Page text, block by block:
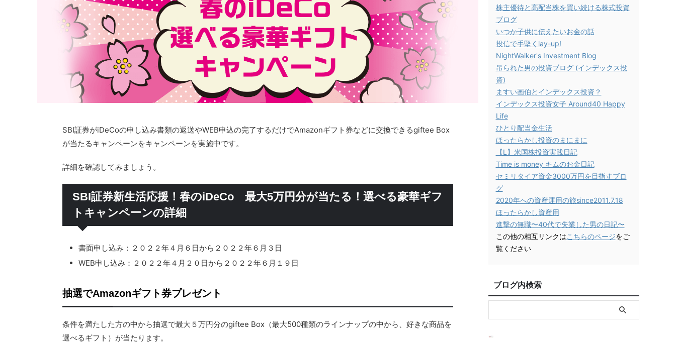
SBI証券がiDeCoの申し込み書類の返送やWEB申込の完了するだけでAmazonギフト券などに交換できるgiftee Box
が当たるキャンペーンをキャンペーンを実施中です。
詳細を確認してみましょう。
SBI証券新生活応援！春のiDeCo 最大5万円分が当たる！選べる豪華ギフ
トキャンペーンの詳細
書面申し込み：２０２２年４月６日から２０２２年６月３日
WEB申し込み：２０２２年４月２０日から２０２２年６月１９日
抽選でAmazonギフト券プレゼント
条件を満たした方の中から抽選で最大５万円分のgiftee Box（最大500種類のラインナップの中から、好きな商品を
選べるギフト）が当たります。
株主優待と高配当株を買い続ける株式投資
ブログ
いつか子供に伝えたいお金の話
投信で手堅くlay-up!
NightWalker's Investment Blog
吊られた男の投資ブログ (インデックス投
資)
ますい画伯とインデックス投資？
インデックス投資女子 Around40 Happy
Life
ひとり配当金生活
ほったらかし投資のまにまに
【L】米国株投資実践日記
Time is money キムのお金日記
セミリタイア資金3000万円を目指すブロ
グ
2020年への資産運用の旅since2011.7.18
ほったらかし資産用
進撃の無職〜40代で失業した男の日記〜
この他の相互リンクはこちらのページをご
覧ください
ブログ内検索